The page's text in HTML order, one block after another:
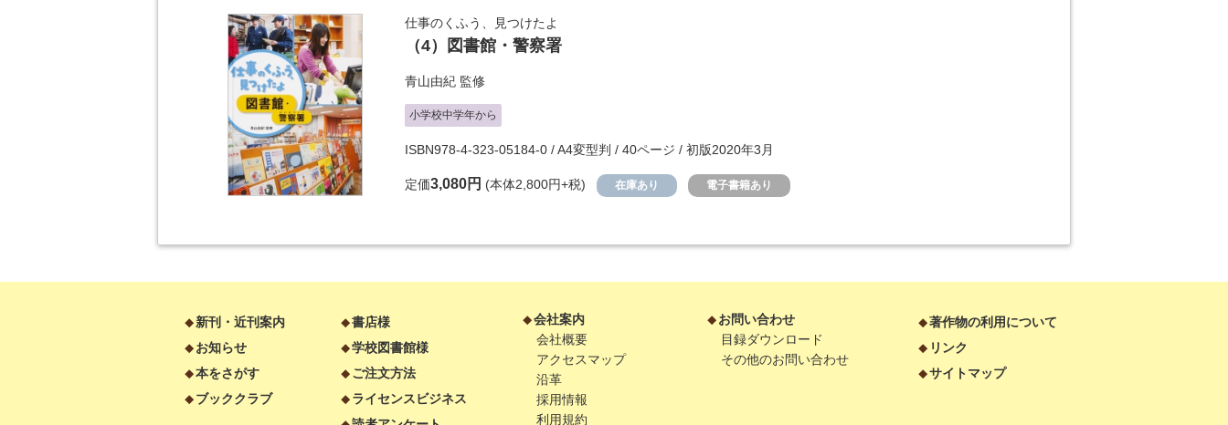
仕事のくふう、見つけたよ
（4） 図書館・警察署
青山由紀 監修
小学校中学年から
ISBN978-4-323-05184-0 / A4変型判 / 40ページ / 初版2020年3月
定価3,080円 (本体2,800円+税) 在庫あり 電子書籍あり
新刊・近刊案内
お知らせ
本をさがす
ブッククラブ
書店様
学校図書館様
ご注文方法
ライセンスビジネス
会社案内
会社概要
アクセスマップ
沿革
採用情報
利用規約
お問い合わせ
目録ダウンロード
その他のお問い合わせ
著作物の利用について
リンク
サイトマップ